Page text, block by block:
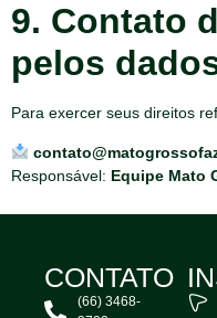
9. Contato
pelos
Para exercer seus direitos
Responsável: Equipe Mato
CONTATO
(66) 3468-